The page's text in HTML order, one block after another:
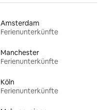
Amsterdam
Ferienunterkünfte
Manchester
Ferienunterkünfte
Köln
Ferienunterkünfte